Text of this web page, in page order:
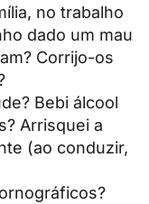
no trabalho
dado um mau
Corrijo-os
Bebi álcool
Arrisquei a
(ao conduzir,